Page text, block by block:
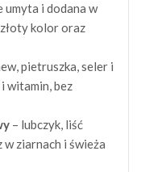
umyta i dodana w
kolor oraz
pietruszka, seler i
witamin, bez
– lubczyk, liść
ziarnach i świeża